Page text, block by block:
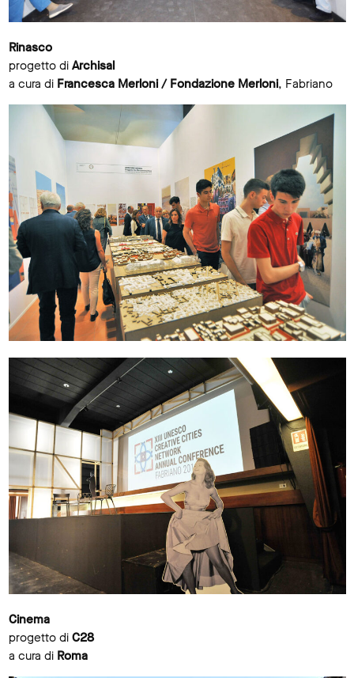
Rinasco
progetto di Archisal
a cura di Francesca Merloni / Fondazione Merloni, Fabriano
Cinema
progetto di C28
a cura di Roma